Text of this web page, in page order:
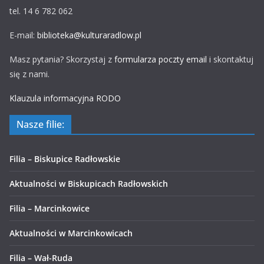
tel. 14 6 782 062
E-mail: biblioteka@kulturaradlow.pl
Masz pytania? Skorzystaj z formularza poczty email i skontaktuj
się z nami.
Klauzula informacyjna RODO
Nasze filie:
Filia – Biskupice Radłowskie
Aktualności w Biskupicach Radłowskich
Filia – Marcinkowice
Aktualności w Marcinkowicach
Filia – Wał-Ruda